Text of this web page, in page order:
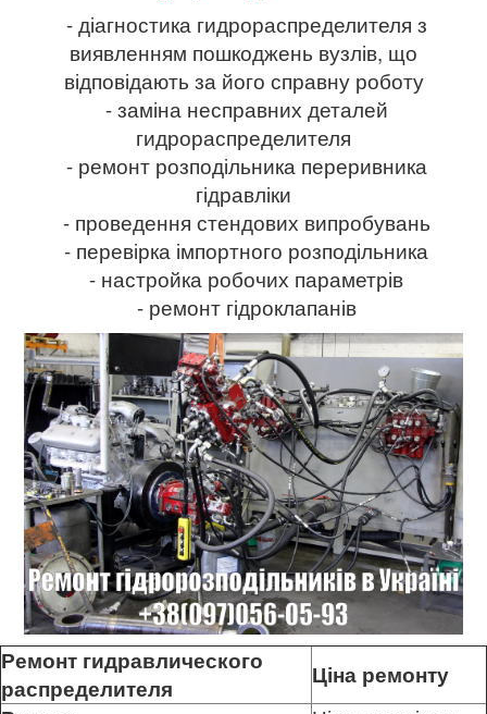
- діагностика гидрораспределителя з
виявленням пошкоджень вузлів, що
відповідають за його справну роботу
- заміна несправних деталей
гидрораспределителя
- ремонт розподільника переривника
гідравліки
- проведення стендових випробувань
- перевірка імпортного розподільника
- настройка робочих параметрів
- ремонт гідроклапанів
Ремонт гидравлического
распределителя
Ціна ремонту